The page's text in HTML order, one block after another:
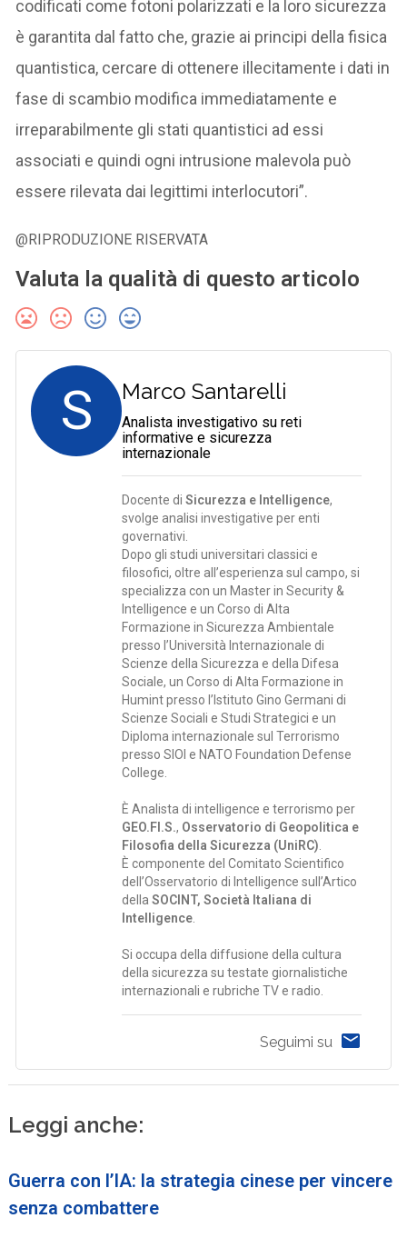
codificati come fotoni polarizzati e la loro sicurezza
è garantita dal fatto che, grazie ai principi della fisica
quantistica, cercare di ottenere illecitamente i dati in
fase di scambio modifica immediatamente e
irreparabilmente gli stati quantistici ad essi
associati e quindi ogni intrusione malevola può
essere rilevata dai legittimi interlocutori”.
@RIPRODUZIONE RISERVATA
Valuta la qualità di questo articolo
S Marco Santarelli
Analista investigativo su reti
informative e sicurezza
internazionale
Docente diSicurezza e Intelligence,
svolge analisi investigative per enti
governativi.
Dopo gli studi universitari classici e
filosofici, oltre all’esperienza sul campo, si
specializza con un Master in Security &
Intelligence e un Corso di Alta
Formazione in Sicurezza Ambientale
presso l’Università Internazionale di
Scienze della Sicurezza e della Difesa
Sociale, un Corso di Alta Formazione in
Humint presso l’Istituto Gino Germani di
Scienze Sociali e Studi Strategici e un
Diploma internazionale sul Terrorismo
presso SIOI e NATO Foundation Defense
College.
È Analista di intelligence e terrorismo per
GEO.FI.S., Osservatorio di Geopolitica e
Filosofia della Sicurezza (UniRC)
È componente del Comitato Scientifico
dell’Osservatorio di Intelligence sull’Artico
dellaSOCINT, Società Italiana di
Intelligence
Si occupa della diffusione della cultura
della sicurezza su testate giornalistiche
internazionali e rubriche TV e radio.
Seguimi su
Leggi anche:
Guerra con l’IA: la strategia cinese per vincere
senza combattere